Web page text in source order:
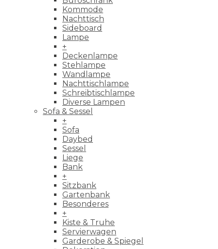
Kommode
Nachttisch
Sideboard
Lampe
+
Deckenlampe
Stehlampe
Wandlampe
Nachttischlampe
Schreibtischlampe
Diverse Lampen
Sofa & Sessel
+
Sofa
Daybed
Sessel
Liege
Bank
+
Sitzbank
Gartenbank
Besonderes
+
Kiste & Truhe
Servierwagen
Garderobe & Spiegel